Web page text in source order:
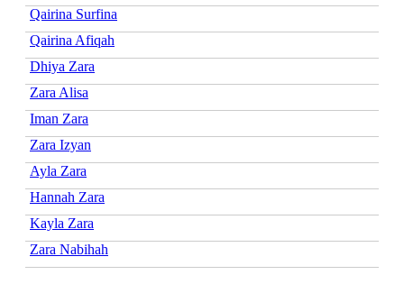
Qairina Surfina
Qairina Afiqah
Dhiya Zara
Zara Alisa
Iman Zara
Zara Izyan
Ayla Zara
Hannah Zara
Kayla Zara
Zara Nabihah